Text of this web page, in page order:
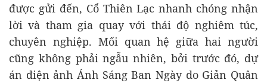
được gửi đến, Cổ Thiên Lạc nhanh chóng nhận
lời và tham gia quay với thái độ nghiêm túc,
chuyên nghiệp. Mối quan hệ giữa hai người
cũng không phải ngẫu nhiên, bởi trước đó, dự
án điện ảnh Ánh Sáng Ban Ngày do Giản Quân